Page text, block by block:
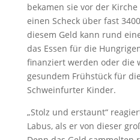
bekamen sie vor der
einen Scheck über fast
diesem Geld kann rund
das Essen für die
finanziert werden oder die
gesundem Frühstück für
Schweinfurter Kinder.
„Stolz und erstaunt“
Labus, als er von dieser